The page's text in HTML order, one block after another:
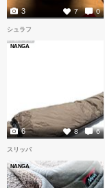
7 0
3
シュラフ
NANGA
8 6
6
スリッパ
NANGA